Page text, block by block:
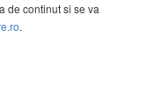
de continut si se va
.